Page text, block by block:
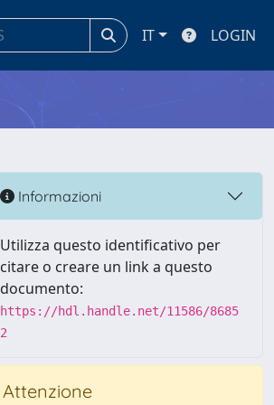
IT LOGIN
Informazioni
Utilizza questo identificativo per
citare o creare un link a questo
documento:
https://hdl.handle.net/11586/8685
2
Attenzione